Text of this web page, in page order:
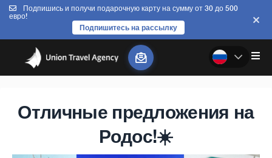
Подпишись и получи подарочную карту на сумму от 30 до 500
евро!
Подпишитесь на рассылку
Отличные предложения на
Родос!☀️